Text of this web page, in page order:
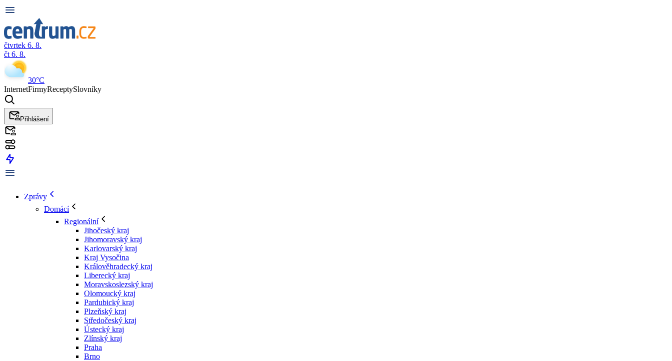
čtvrtek 6. 8.
čt 6. 8.
30°C
InternetFirmyReceptySlovníky
Přihlášení
Zprávy
Domácí
Regionální
Jihočeský kraj
Jihomoravský kraj
Karlovarský kraj
Kraj Vysočina
Králověhradecký kraj
Liberecký kraj
Moravskoslezský kraj
Olomoucký kraj
Pardubický kraj
Plzeňský kraj
Středočeský kraj
Ústecký kraj
Zlínský kraj
Praha
Brno